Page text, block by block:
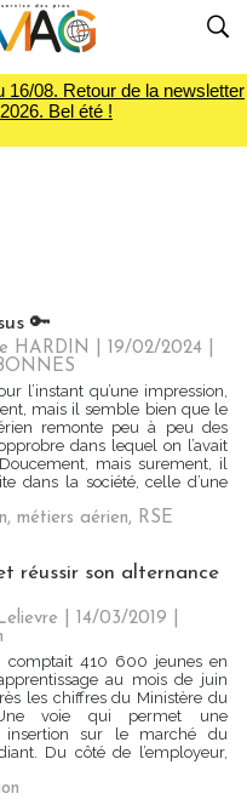
16/08. Retour de la newsletter
Bel été !
🔑
HARDIN | 19/02/2024
l’instant qu’une impression,
mais il semble bien que le
remonte peu à peu des
dans lequel on l’avait
mais surement, il
dans la société, celle d’une
, métiers aérien, RSE
réussir son alternance
| 14/03/2019
comptait 410 600 jeunes en
au mois de juin
les chiffres du Ministère du
voie qui permet une
insertion sur le marché du
Du côté de l’employeur,